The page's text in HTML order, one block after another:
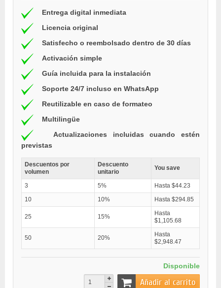
Entrega digital inmediata
Licencia original
Satisfecho o reembolsado dentro de 30 días
Activación simple
Guía incluida para la instalación
Soporte 24/7 incluso en WhatsApp
Reutilizable en caso de formateo
Multilingüe
Actualizaciones incluidas cuando estén
previstas
Descuentos por
volumen
Descuento
unitario
You save
3 5%
Hasta $44.23
10
10% Hasta $294.85
25 15%
Hasta
$1,105.68
50 20%
Hasta
$2,948.47
Disponible
Añadir al carrito